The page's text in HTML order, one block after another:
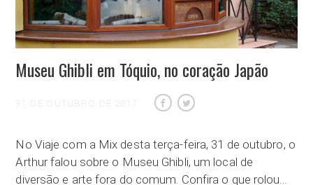
Museu Ghibli em Tóquio, no coração Japão
31 DE OUTUBRO DE 2017
No Viaje com a Mix desta terça-feira, 31 de outubro, o
Arthur falou sobre o Museu Ghibli, um local de
diversão e arte fora do comum. Confira o que rolou…